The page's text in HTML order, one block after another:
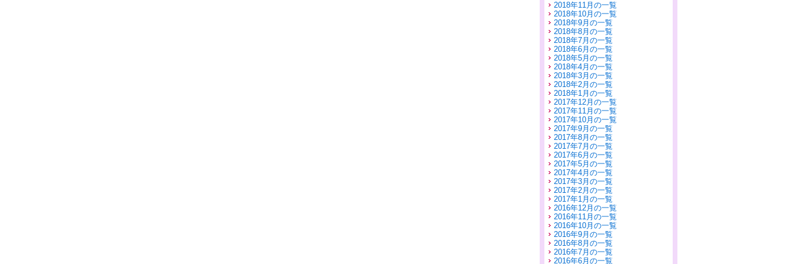
2018年11月の一覧
2018年10月の一覧
2018年9月の一覧
2018年8月の一覧
2018年7月の一覧
2018年6月の一覧
2018年5月の一覧
2018年4月の一覧
2018年3月の一覧
2018年2月の一覧
2018年1月の一覧
2017年12月の一覧
2017年11月の一覧
2017年10月の一覧
2017年9月の一覧
2017年8月の一覧
2017年7月の一覧
2017年6月の一覧
2017年5月の一覧
2017年4月の一覧
2017年3月の一覧
2017年2月の一覧
2017年1月の一覧
2016年12月の一覧
2016年11月の一覧
2016年10月の一覧
2016年9月の一覧
2016年8月の一覧
2016年7月の一覧
2016年6月の一覧